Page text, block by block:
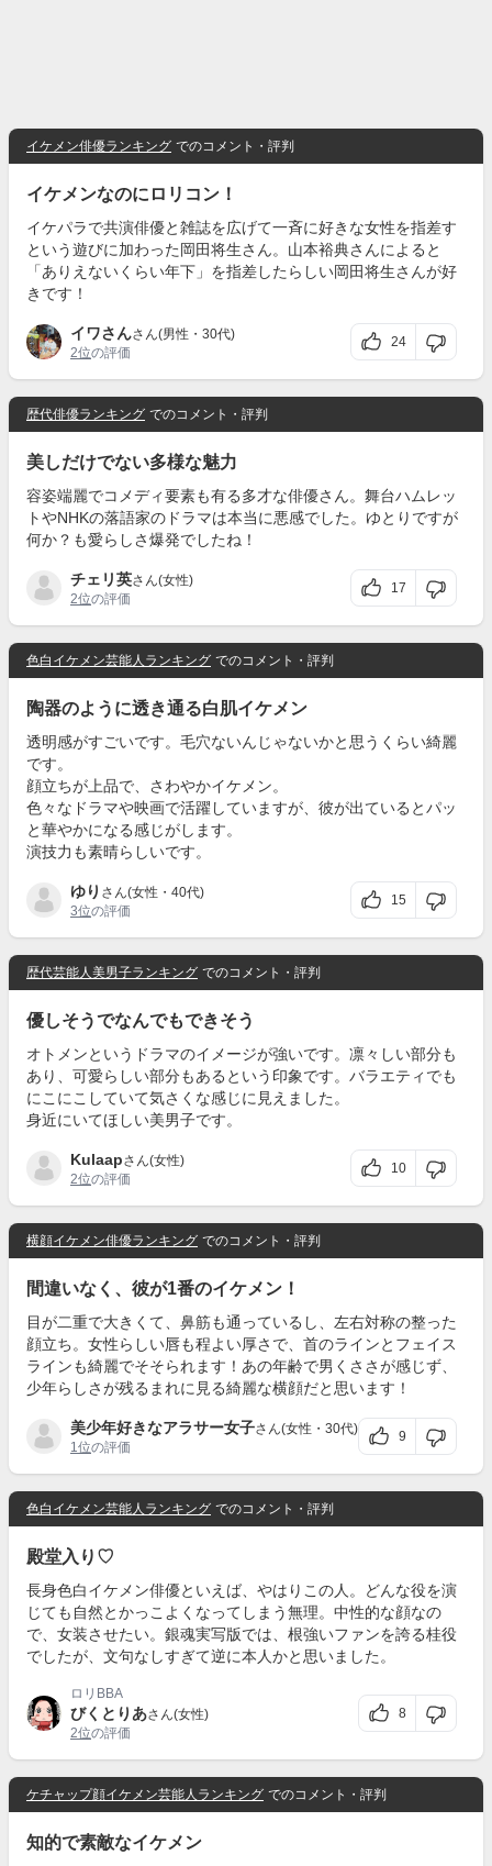
イケメン俳優ランキング でのコメント・評判
イケメンなのにロリコン！
イケパラで共演俳優と雑誌を広げて一斉に好きな女性を指差す
という遊びに加わった岡田将生さん。山本裕典さんによると
「ありえないくらい年下」を指差したらしい岡田将生さんが好
きです！
イワさんさん(男性・30代)
2位の評価
24
歴代俳優ランキング でのコメント・評判
美しだけでない多様な魅力
容姿端麗でコメディ要素も有る多才な俳優さん。舞台ハムレッ
トやNHKの落語家のドラマは本当に悪感でした。ゆとりですが
何か？も愛らしさ爆発でしたね！
チェリ英さん(女性)
2位の評価
17
色白イケメン芸能人ランキング でのコメント・評判
陶器のように透き通る白肌イケメン
透明感がすごいです。毛穴ないんじゃないかと思うくらい綺麗
です。
顔立ちが上品で、さわやかイケメン。
色々なドラマや映画で活躍していますが、彼が出ているとパッ
と華やかになる感じがします。
演技力も素晴らしいです。
ゆり さん(女性・40代)
3位の評価
15
歴代芸能人美男子ランキング でのコメント・評判
優しそうでなんでもできそう
オトメンというドラマのイメージが強いです。凛々しい部分も
あり、可愛らしい部分もあるという印象です。バラエティでも
にこにこしていて気さくな感じに見えました。
身近にいてほしい美男子です。
Kulaapさん(女性)
2位の評価
10
横顔イケメン俳優ランキング でのコメント・評判
間違いなく、彼が1番のイケメン！
目が二重で大きくて、鼻筋も通っているし、左右対称の整った
顔立ち。女性らしい唇も程よい厚さで、首のラインとフェイス
ラインも綺麗でそそられます！あの年齢で男くささが感じず、
少年らしさが残るまれに見る綺麗な横顔だと思います！
美少年好きなアラサー女子さん(女性・30代)
1位の評価
9
色白イケメン芸能人ランキング でのコメント・評判
殿堂入り♡
長身色白イケメン俳優といえば、やはりこの人。どんな役を演
じても自然とかっこよくなってしまう無理。中性的な顔なの
で、女装させたい。銀魂実写版では、根強いファンを誇る桂役
でしたが、文句なしすぎて逆に本人かと思いました。
ロリBBA
びくとりあさん(女性)
2位の評価
8
ケチャップ顔イケメン芸能人ランキング でのコメント・評判
知的で素敵なイケメン